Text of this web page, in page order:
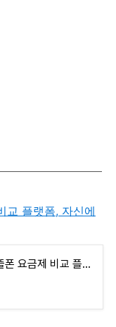
교 플랫폼, 자신에
모요, 모두의 요금제, 알뜰폰 요금제 비교 플랫폼, 자신에게가장적합한요금제, 비교분석